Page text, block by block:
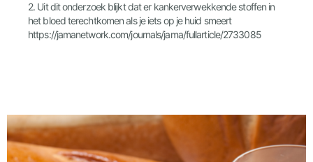
2. Uit dit onderzoek blijkt dat er kankerverwekkende stoffen in
het bloed terechtkomen als je iets op je huid smeert
https://jamanetwork.com/journals/jama/fullarticle/2733085